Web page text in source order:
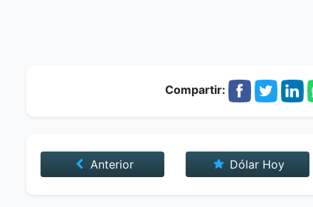
Compartir:
Anterior Dólar Hoy